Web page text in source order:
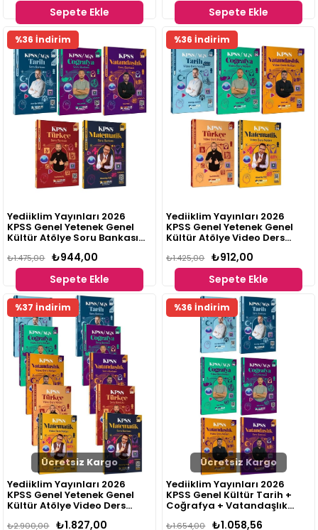
Sepete Ekle Sepete Ekle
Yediiklim Yayınları 2026
KPSS Genel Yetenek Genel
Kültür Atölye Soru Bankası
₺944,00
₺1.475,00
Sepete Ekle
%36 İndirim
Yediiklim Yayınları 2026
KPSS Genel Yetenek Genel
Kültür Atölye Video Ders
₺912,00
₺1.425,00
Sepete Ekle
%36 İndirim
Ücretsiz Kargo
Yediiklim Yayınları 2026
KPSS Genel Yetenek Genel
Kültür Atölye Video Ders
Kitap ₺1.827,00
₺2.900,00
%37 İndirim
Ücretsiz Kargo
Yediiklim Yayınları 2026
KPSS Genel Kültür Tarih +
Coğrafya + Vatandaşlık
Soru Bankası Seti 6 Kitap
₺1.058,56
₺1.654,00
%36 İndirim